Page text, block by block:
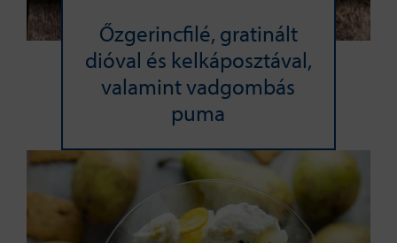
Őzgerincfilé, gratinált
dióval és kelkáposztával,
valamint vadgombás
puma